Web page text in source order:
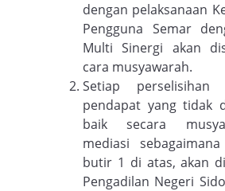
dengan pelaksanaan
Pengguna Semar
Multi Sinergi akan
cara musyawarah.
Setiap perselisihan
pendapat yang tidak
baik secara
mediasi
butir 1 di atas, akan
Pengadilan Negeri